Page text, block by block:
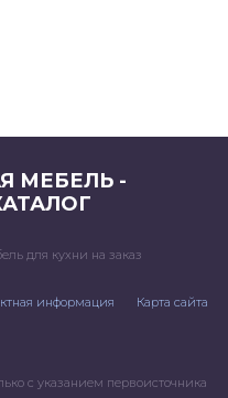
МЕБЕЛЬ -
для кухни на заказ
информация Карта сайта
с указанием первоисточника